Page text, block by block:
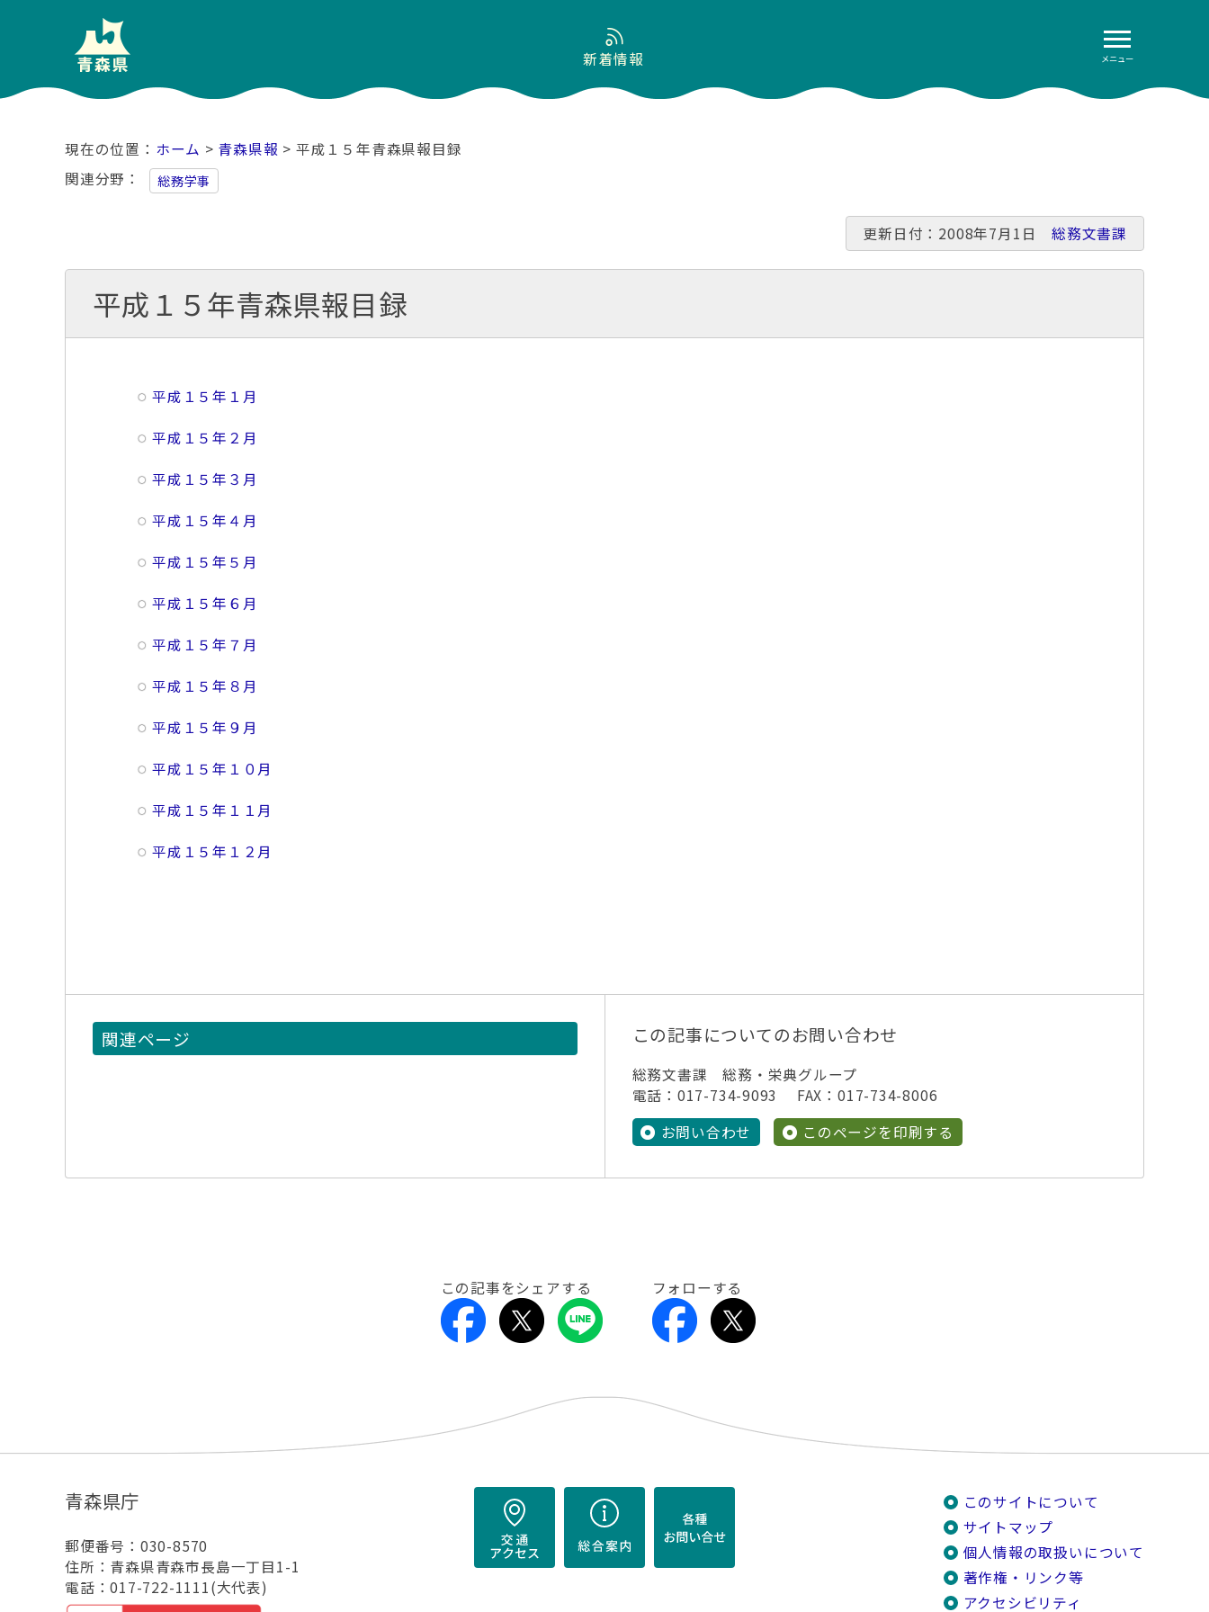
メニュー
新着情報
ホーム > 青森県報 > 平成１５年青森県報目録
関連分野
総務学事
更新日付：2008年7月1日総務文書課
平成１５年青森県報目録
平成１５年１月
平成１５年２月
平成１５年３月
平成１５年４月
平成１５年５月
平成１５年６月
平成１５年７月
平成１５年８月
平成１５年９月
平成１５年１０月
平成１５年１１月
平成１５年１２月
関連ページ この記事についてのお問い合わせ
総務文書課 総務・栄典グループ
電話：017-734-9093 FAX：017-734-8006
お問い合わせ
このページを印刷する
この記事をシェアする フォローする
青森県庁
郵便番号：030-8570
住所：青森県青森市長島一丁目1-1
電話：017-722-1111(大代表)
このサイトについて
サイトマップ
個人情報の取扱いについて
著作権・リンク等
アクセシビリティ